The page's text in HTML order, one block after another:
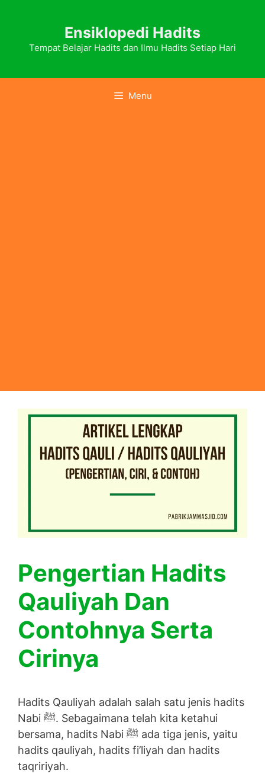
Ensiklopedi Hadits
Tempat Belajar Hadits dan Ilmu Hadits Setiap Hari
Menu
Pengertian Hadits
Qauliyah Dan
Contohnya Serta
Cirinya
Hadits Qauliyah adalah salah satu jenis hadits
Nabi ﷺ. Sebagaimana telah kita ketahui
bersama, hadits Nabi ﷺ ada tiga jenis, yaitu
hadits qauliyah, hadits fi’liyah dan hadits
taqririyah.